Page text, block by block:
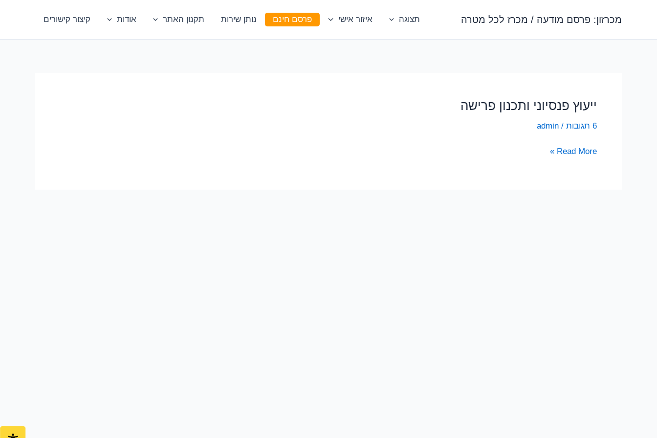
מכרזון: פרסם מודעה / מכרז לכל מטרה תצוגה איזור אישי פרסם חינם נותן שירות תקנון האתר אודות קיצור קישורים
ייעוץ פנסיוני ותכנון פרישה
6 תגובות /
admin
ייעוץ
Read More »